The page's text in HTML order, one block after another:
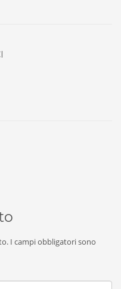
I campi obbligatori sono